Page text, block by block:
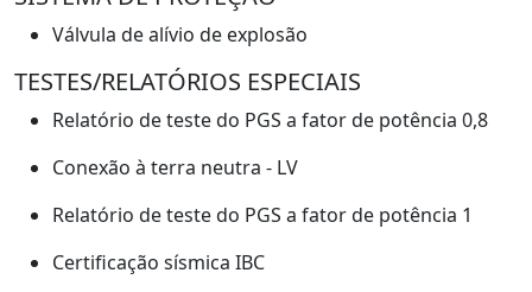
Válvula de alívio de explosão
TESTES/RELATÓRIOS ESPECIAIS
Relatório de teste do PGS a fator de potência 0,8
Conexão à terra neutra - LV
Relatório de teste do PGS a fator de potência 1
Certificação sísmica IBC